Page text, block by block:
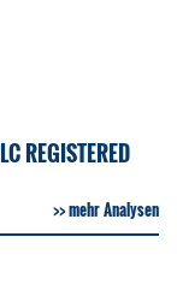
REGISTERED
mehr Analysen